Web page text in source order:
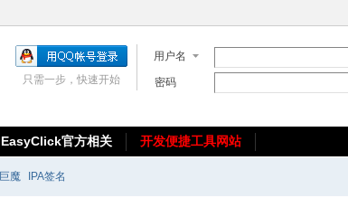
用户名
密码
只需一步，快速开始
EasyClick官方相关
开发便捷工具网站
巨魔 IPA签名